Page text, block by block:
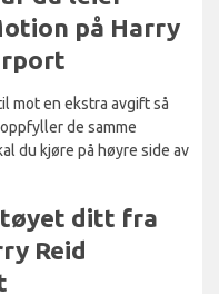
på Harry
mot en ekstra avgift så
de samme
du kjøre på høyre side av
ditt fra
Reid